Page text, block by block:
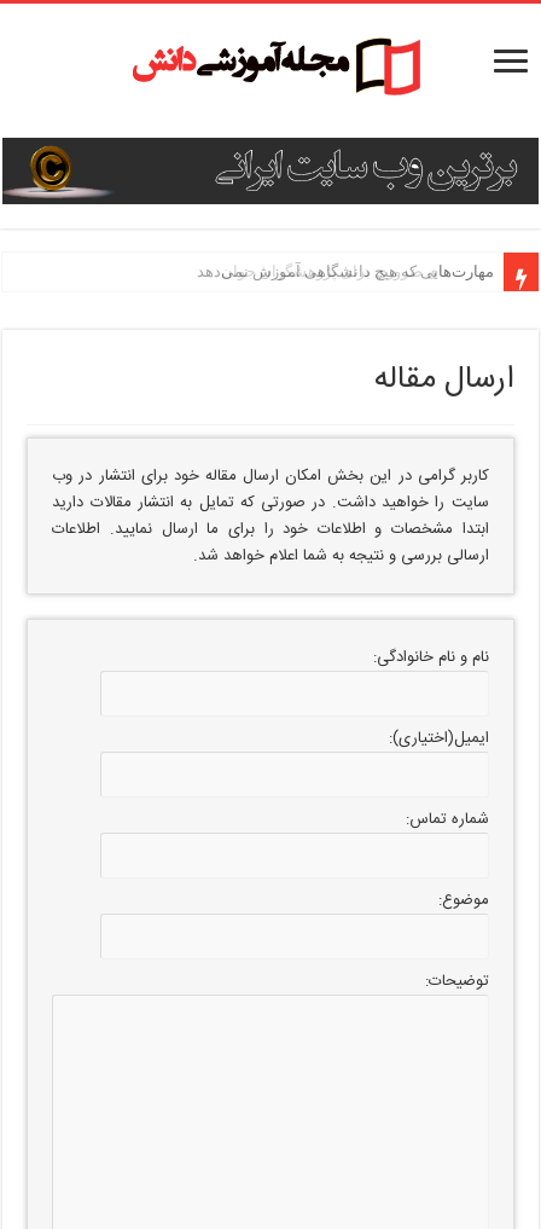
مهارت‌هایی که هیچ دانشگاهی آموزش نمی‌دهد
مهارت‌های ضروری برای پژوهشگران جوان
ارسال مقاله
کاربر گرامی در این بخش امکان ارسال مقاله خود برای انتشار در وب
سایت را خواهید داشت. در صورتی که تمایل به انتشار مقالات دارید
ابتدا مشخصات و اطلاعات خود را برای ما ارسال نمایید. اطلاعات
ارسالی بررسی و نتیجه به شما اعلام خواهد شد.
نام و نام خانوادگی:
ایمیل(اختیاری):
شماره تماس:
موضوع:
توضیحات: